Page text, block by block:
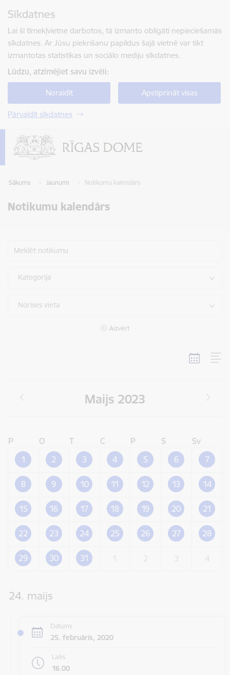
Sīkdatnes
Lai šī tīmekļvietne darbotos, tā izmanto obligāti nepieciešamās
sīkdatnes. Ar Jūsu piekrišanu papildus šajā vietnē var tikt
izmantotas statistikas un sociālo mediju sīkdatnes.
Lūdzu, atzīmējiet savu izvēli:
Noraidīt Apstiprināt visas
Pārvaldīt sīkdatnes
Sākums Jaunumi Notikumu kalendārs
Notikumu kalendārs
Meklēt notikumu
Kategorija
Norises vieta
Aizvērt
Maijs 2023
P O T C P S
Sv
1
2 3 4 5 6 7
8 9 10 11 12 13 14
15 16 17 18 19 20 21
22 23 24 25 26 27 28
29 30 31
24. maijs
Datums
25. februāris, 2020
Laiks
16.00